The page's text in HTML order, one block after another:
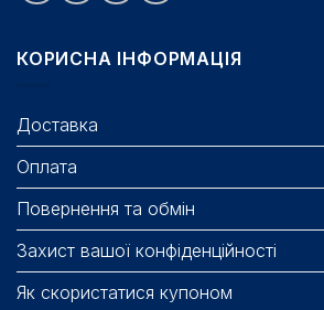
КОРИСНА ІНФОРМАЦІЯ
Доставка
Оплата
Повернення та обмін
Захист вашої конфіденційності
Як скористатися купоном